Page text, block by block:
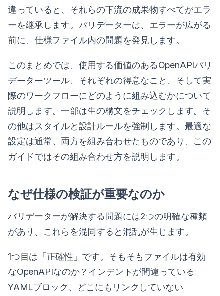
違っていると、それらの下流の成果物すべてがエラ
ーを継承します。バリデーターは、エラーが広がる
前に、仕様ファイル内の問題を発見します。
このまとめでは、使用する価値のあるOpenAPIバリ
データーツール、それぞれの得意なこと、そして実
際のワークフローにどのように組み込むかについて
説明します。一部は生の構文をチェックします。そ
の他はスタイルと設計ルールを強制します。最適な
設定は通常、両方を組み合わせたものであり、この
ガイドではその組み合わせ方を説明します。
なぜ仕様の検証が重要なのか
バリデーターが解決する問題には2つの明確な種類
があり、これらを混同すると混乱が生じます。
1つ目は「正確性」です。そもそもファイルは有効
なOpenAPIなのか？インデントが間違っている
YAMLブロック、どこにもリンクしていない